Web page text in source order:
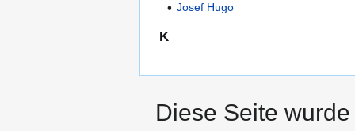
Josef Hugo
K
Diese Seite